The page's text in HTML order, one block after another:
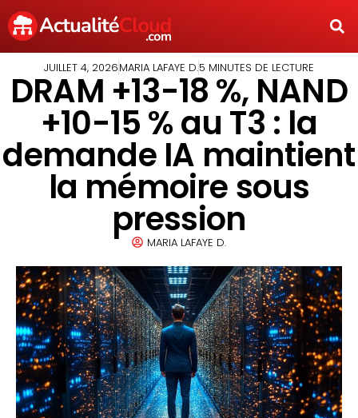
JUILLET 4, 2026MARIA LAFAYE D.5 MINUTES DE LECTURE
DRAM +13-18 %, NAND
+10-15 % au T3 : la
demande IA maintient
la mémoire sous
pression
MARIA LAFAYE D.